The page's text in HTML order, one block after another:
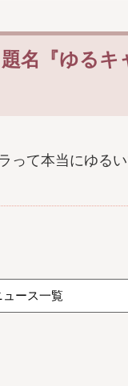
名『ゆる
って本当にゆる
ュース一覧